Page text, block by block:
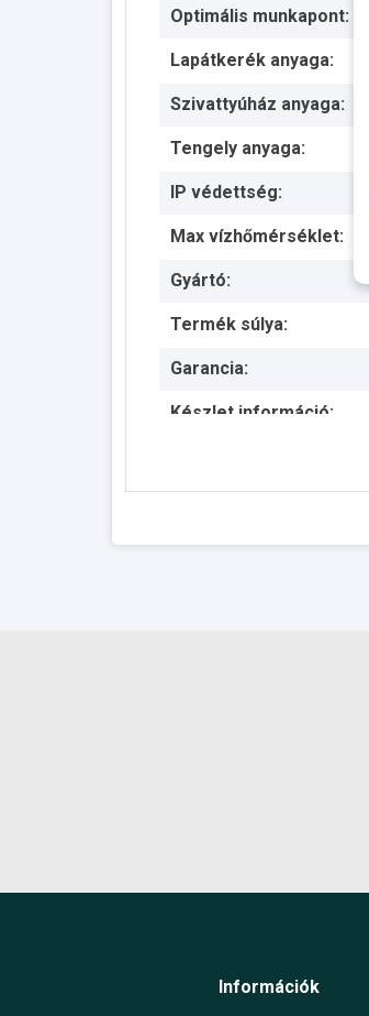
Optimális munkapont:
Lapátkerék anyaga:
Szivattyúház anyaga:
Tengely anyaga:
IP védettség:
Max vízhőmérséklet:
Gyártó:
Termék súlya:
Garancia:
Készlet információ:
Információk